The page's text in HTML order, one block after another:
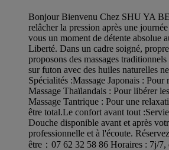
Bonjour Bienvenu Chez SHU YA
relâcher la pression après une
vous un moment de détente absolue
Liberté. Dans un cadre soigné,
proposons des massages
sur futon avec des huiles naturelles
Spécialités : ​Massage Japonais : Pour
Massage Thaïlandais : Pour libérer
Massage Tantrique : Pour une
être total. ​Le confort avant tout :
Douche disponible avant et après
professionnelle et à l'écoute.
être：07 62 32 58 86 Horaires : 7j/7,